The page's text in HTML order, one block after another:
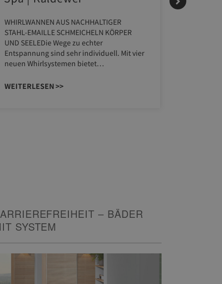
WHIRLWANNEN AUS NACHHALTIGER
STAHL-EMAILLE SCHMEICHELN KÖRPER
UND SEELEDie Wege zu echter
Entspannung sind sehr individuell. Mit vier
neuen Whirlsystemen bietet…
WEITERLESEN >>
– BÄDER
SYSTEM